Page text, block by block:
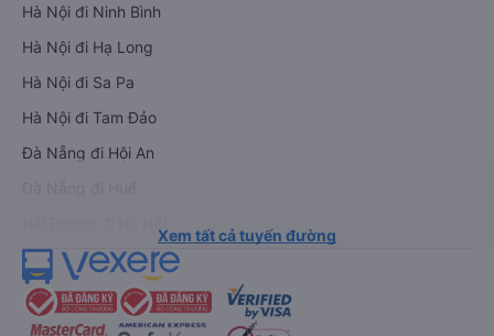
Hà Nội đi Ninh Bình
Hà Nội đi Hạ Long
Hà Nội đi Sa Pa
Hà Nội đi Tam Đảo
Đà Nẵng đi Hội An
Xem tất cả tuyến đường